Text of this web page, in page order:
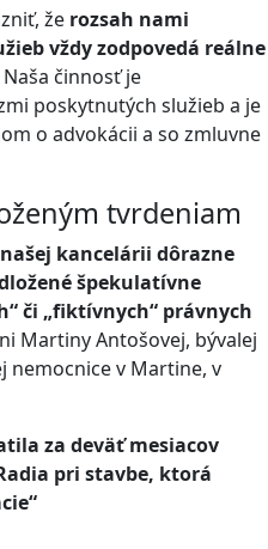
že rozsah nami
vždy zodpovedá reálne
Naša činnosť je
poskytnutých služieb a je
o advokácii a so zmluvne
tvrdeniam
kancelárii dôrazne
špekulatívne
či „fiktívnych“ právnych
Martiny Antošovej, bývalej
v Martine, v
za deväť mesiacov
pri stavbe, ktorá